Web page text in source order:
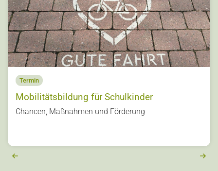
r
u
Termin
Mobilitätsbildung für Schulkinder
Chancen, Maßnahmen und Förderung